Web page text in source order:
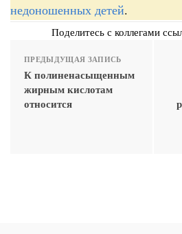
недоношенных детей.
Поделитесь с коллегами
ПРЕДЫДУЩАЯ ЗАПИСЬ
К полиненасыщенным
жирным кислотам
относится